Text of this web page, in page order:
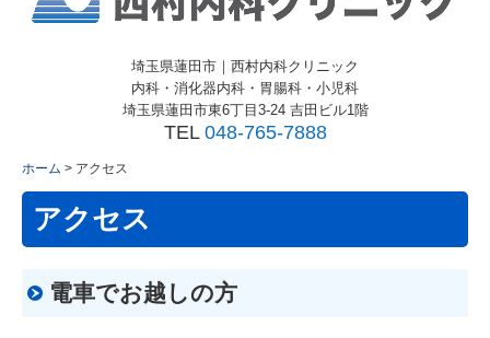
院長紹介
施設・設備紹介
埼玉県蓮田市｜ 西村内科クリニック
内科・消化器内科・胃腸科・小児科
埼玉県蓮田市東6丁目3-24 吉田ビル1階
TEL 048-765-7888
ホーム アクセス
アクセス
電車でお越しの方